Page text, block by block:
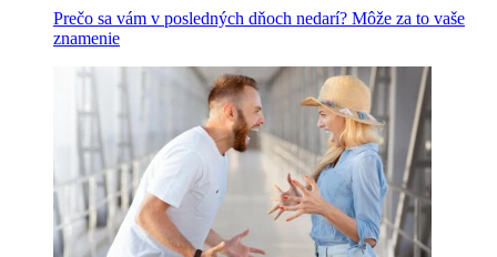
Prečo sa vám v posledných dňoch nedarí? Môže za to vaše
znamenie